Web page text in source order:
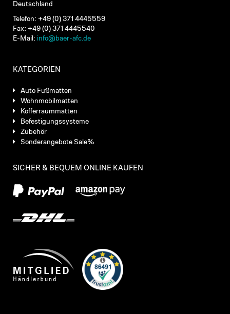
Deutschland
Telefon: +49 (0) 371 4445559
Fax: +49 (0) 371 4445540
E-Mail: info@baer-afc.de
KATEGORIEN
Auto Fußmatten
Wohnmobilmatten
Kofferraummatten
Befestigungssysteme
Zubehör
Sonderangebote Sale%
SICHER & BEQUEM ONLINE KAUFEN